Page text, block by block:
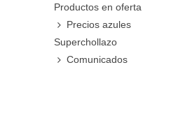
Productos en oferta
Precios azules
Superchollazo
Comunicados